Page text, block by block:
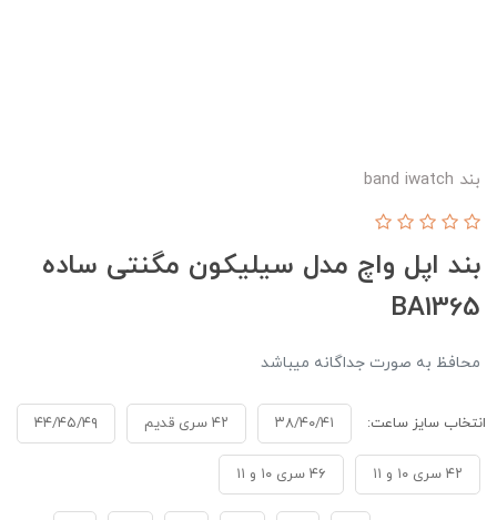
بند band iwatch
بند اپل واچ مدل سیلیکون مگنتی ساده
BA1365
محافظ به صورت جداگانه میباشد
انتخاب سایز ساعت: ۳۸/۴۰/۴۱ ۴۲ سری قدیم ۴۴/۴۵/۴۹
۴۲ سری ۱۰ و ۱۱ ۴۶ سری ۱۰ و ۱۱